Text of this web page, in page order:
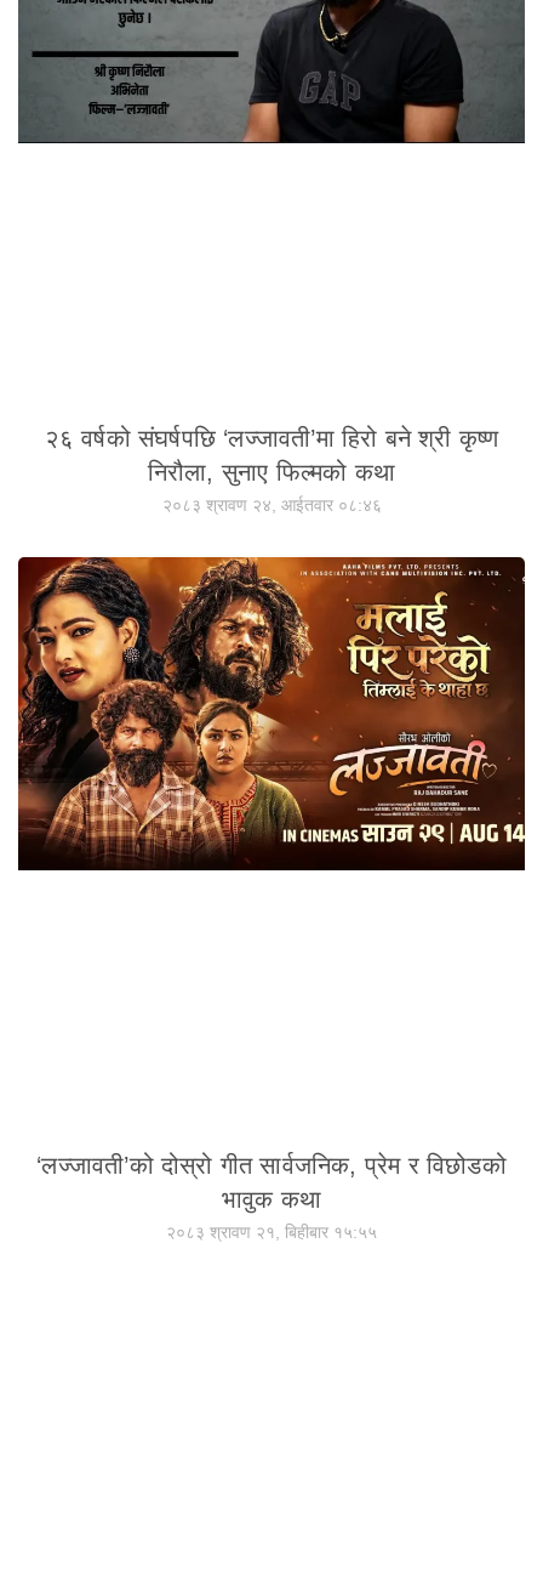
२६ वर्षको संघर्षपछि ‘लज्जावती’मा हिरो बने श्री कृष्ण
निरौला, सुनाए फिल्मको कथा
२०८३ श्रावण २४, आईतवार ०८:४६
‘लज्जावती’को दोस्रो गीत सार्वजनिक, प्रेम र विछोडको
भावुक कथा
२०८३ श्रावण २१, बिहीबार १५:५५